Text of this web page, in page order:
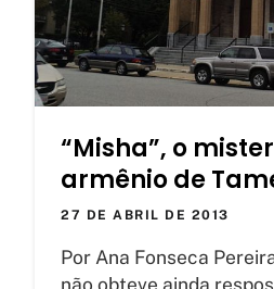
“Misha”, o
armênio de
27 DE ABRIL DE 2013
Por Ana Fonseca
não obteve ainda